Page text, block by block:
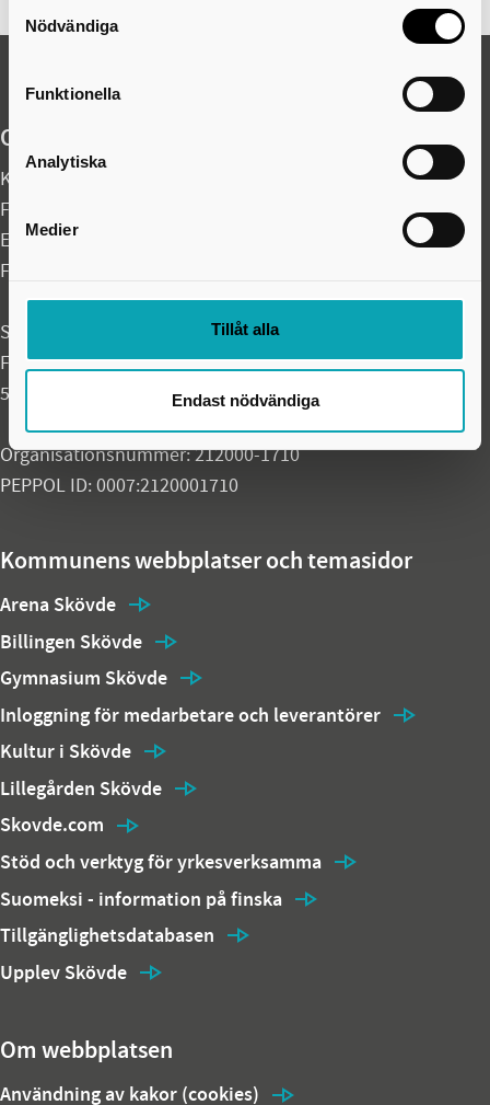
användning av kakor som du hittar längst ner på sidan
Nödvändiga
Funktionella
Analytiska
Medier
Tillåt alla
Endast nödvändiga
Organisationsuppgifter
Kontaktcenter:
Felanmälan akuta fel dygnet runt:
E-post:skovdekommun@skovde.se
Fax: 0500-41 49 60
Skövde kommun
Fredsgatan 4
541 83 Skövde
Organisationsnummer: 212000-1710
PEPPOL ID: 0007:2120001710
Kommunens webbplatser och temasidor
Arena Skövde
Billingen Skövde
Gymnasium Skövde
Inloggning för medarbetare och leverantörer
Kultur i Skövde
Lillegården Skövde
Skovde.com
Stöd och verktyg för yrkesverksamma
Suomeksi - information på finska
Tillgänglighetsdatabasen
Upplev Skövde
Om webbplatsen
Användning av kakor (cookies)